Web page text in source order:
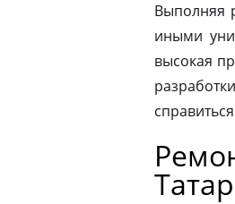
Выполняя
иными
высокая